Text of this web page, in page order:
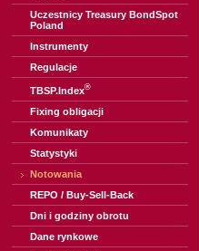
Uczestnicy Treasury BondSpot
Poland
Instrumenty
Regulacje
TBSP.Index®
Fixing obligacji
Komunikaty
Statystyki
Notowania
REPO / Buy-Sell-Back
Dni i godziny obrotu
Dane rynkowe